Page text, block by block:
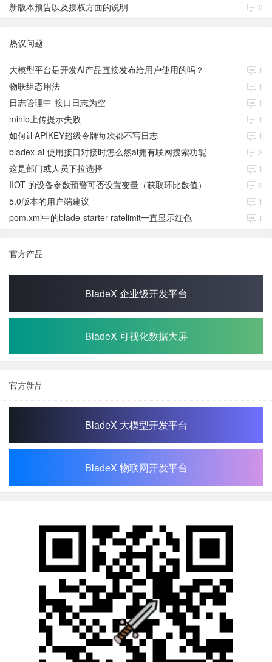
新版本预告以及授权方面的说明 0
热议问题
大模型平台是开发AI产品直接发布给用户使用的吗？ 1
物联组态用法 1
日志管理中-接口日志为空 1
minio上传提示失败 1
如何让APIKEY超级令牌每次都不写日志 1
bladex-ai 使用接口对接时怎么然ai拥有联网搜索功能 2
这是部门或人员下拉选择 1
IIOT 的设备参数预警可否设置变量（获取环比数值） 2
5.0版本的用户端建议 1
pom.xml中的blade-starter-ratelimit一直显示红色 1
官方产品
BladeX 企业级开发平台
BladeX 可视化数据大屏
官方新品
BladeX 大模型开发平台
BladeX 物联网开发平台